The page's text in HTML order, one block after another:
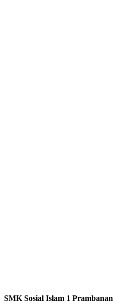
SMK Sosial Islam 1 Prambanan